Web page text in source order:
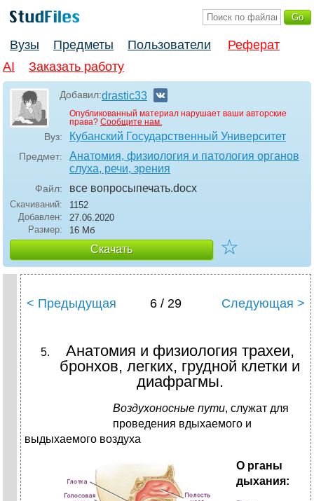
Вузы Предметы Пользователи
Реферат
AI
Заказать работу
Добавил:drastic33
Опубликованный материал нарушает ваши авторские
права? Сообщите нам.
Вуз: Кубанский Государственный Университет
Предмет:
Анатомия, физиология и патология органов
слуха, речи, зрения
Файл: все вопросыпечать.docx
Скачиваний:
1152
Добавлен:
27.06.2020
Размер:
16 Мб
Скачать ☆
< Предыдущая 6 / 29 Следующая >
Анатомия и физиология трахеи,
бронхов, легких, грудной клетки и
диафрагмы.
Воздухоносные пути, служат для
проведения вдыхаемого и
выдыхаемого воздуха
О рганы
дыхания: